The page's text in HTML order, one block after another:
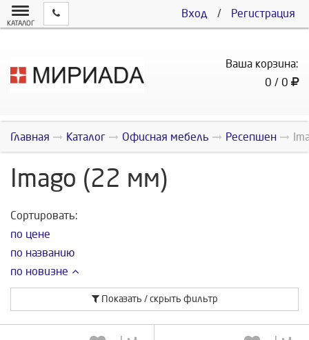
Вход / Регистрация
КАТАЛОГ
Ваша корзина:
0 / 0
Главная Каталог Офисная мебель Ресепшен
Imago (22 мм)
Сортировать:
по цене
по названию
по новизне
Показать / скрыть фильтр